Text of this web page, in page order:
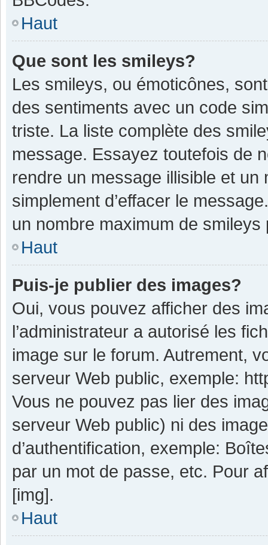
Haut
Que sont les smileys?
Les smileys, ou émoticônes,
des sentiments avec un code
triste. La liste complète des
message. Essayez toutefois de
rendre un message illisible et
simplement d’effacer le
un nombre maximum de smileys
Haut
Puis-je publier des images?
Oui, vous pouvez afficher des
l’administrateur a autorisé les
image sur le forum. Autrement,
serveur Web public, exemple:
Vous ne pouvez pas lier des
serveur Web public) ni des
d’authentification, exemple:
par un mot de passe, etc. Pour
[img].
Haut